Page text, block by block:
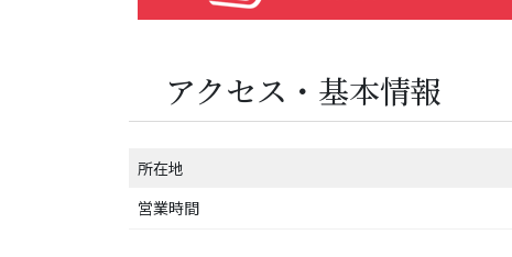
アクセス・基本情報
所在地
営業時間